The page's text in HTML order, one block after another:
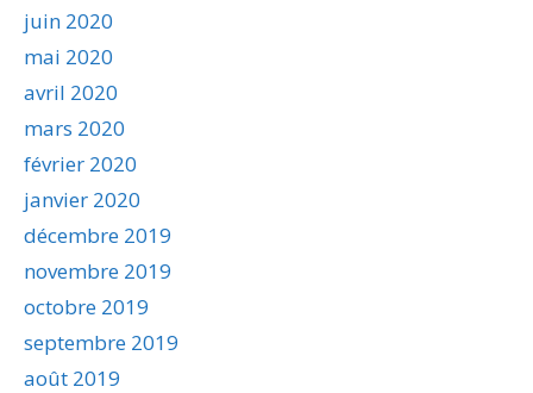
juin 2020
mai 2020
avril 2020
mars 2020
février 2020
janvier 2020
décembre 2019
novembre 2019
octobre 2019
septembre 2019
août 2019